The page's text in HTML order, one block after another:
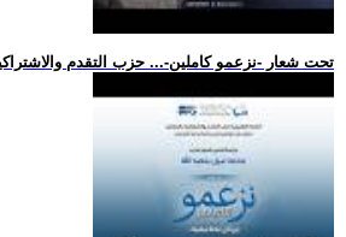
.. تحت شعار -نزعمو كاملين-... حزب التقدم